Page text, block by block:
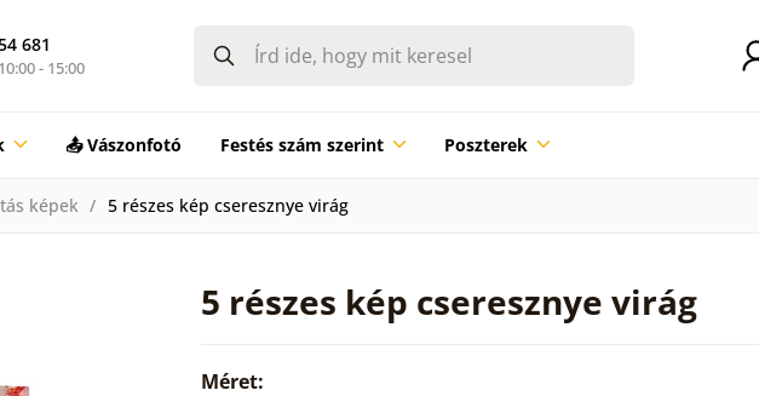
681
- 15:00
📤 Vászonfotó Festés szám szerint Poszterek
képek 5 részes kép cseresznye virág
5 részes kép cseresznye virág
Méret: